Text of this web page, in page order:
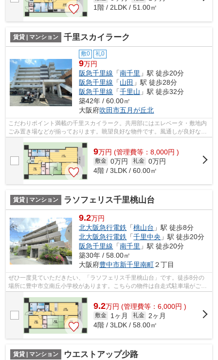
1階 / 2LDK / 51.00㎡
賃貸 | マンション 千里スカイラーク
敷0 礼0
9万円
阪急千里線 「南千里 」駅 徒歩20分
阪急千里線 「山田 」駅 徒歩28分
阪急千里線 「千里山 」駅 徒歩32分
築42年 / 60.00㎡
大阪府吹田市五月が丘北
こだわりポイント満載の千里スカイラーク。共用部にはエレベータ・敷地内
ごみ置き場などが揃っております。眺望良好な物件です。風通しが良好なの
9万円 (管理費等：8,000円 )
敷金 0万円 礼金 0万円
4階 / 3LDK / 60.00㎡
賃貸 | マンション ラソフェリス千里桃山台
9.2万円
北大阪急行電鉄 「桃山台 」駅 徒歩8分
北大阪急行電鉄 「千里中央 」駅 徒歩20分
阪急千里線 「南千里 」駅 徒歩20分
築30年 / 58.00㎡
大阪府豊中市新千里南町２丁目
ぜひ一度見ていただきたい、「ラソフェリス千里桃山台」です。徒歩8分の
場所に豊中市立南丘小学校があります。こちらの物件は自走式駐車場がご利
9.2万円 (管理費等：6,000円 )
敷金 1ヶ月 礼金
2ヶ月
4階 / 3LDK / 58.00㎡
賃貸 | マンション ウエストアップ少路